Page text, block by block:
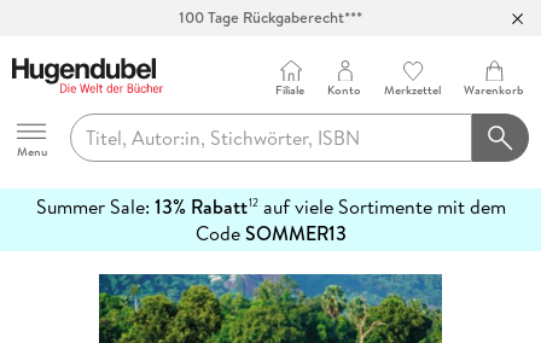
100 Tage Rückgaberecht***
Hugendubel
Menu
Filiale Konto Merkzettel Warenkorb
Summer Sale: 13% Rabatt12auf viele Sortimente mit dem
CodeSOMMER13
erfahren